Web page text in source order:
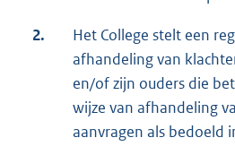
2.
Het College stelt een
afhandeling van
en/of zijn ouders die
wijze van afhandeling
aanvragen als bedoeld